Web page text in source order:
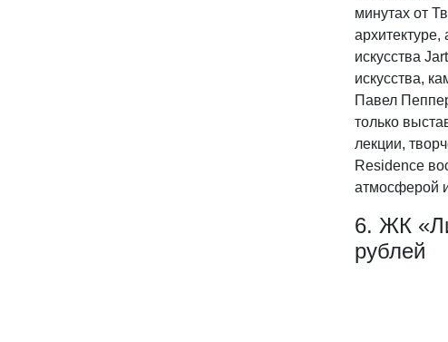
минутах от
искусства
искусства,
Павел
только
лекции,
Residence
атмосферой
6. ЖК
рублей